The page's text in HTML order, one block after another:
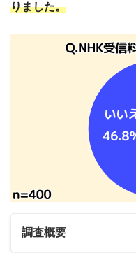
りました。
調査概要